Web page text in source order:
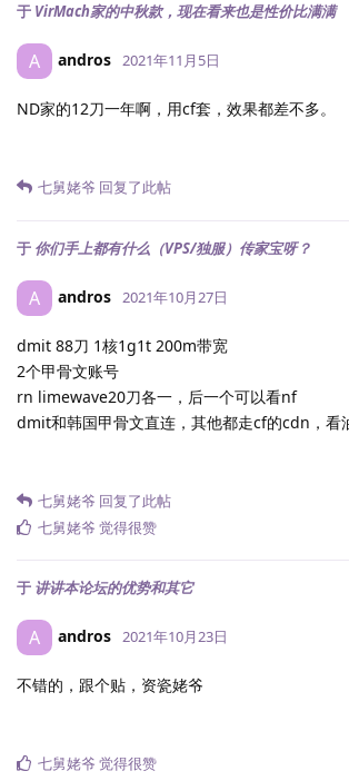
于 VirMach家的中秋款，现在看来也是性价比满满
A andros 2021年11月5日
ND家的12刀一年啊，用cf套，效果都差不多。
七舅姥爷 回复了此帖
于 你们手上都有什么（VPS/独服）传家宝呀？
A andros 2021年10月27日
dmit 88刀 1核1g1t 200m带宽
2个甲骨文账号
rn limewave20刀各一，后一个可以看nf
dmit和韩国甲骨文直连，其他都走cf的cdn，看
七舅姥爷 回复了此帖
七舅姥爷 觉得很赞
于 讲讲本论坛的优势和其它
A andros 2021年10月23日
不错的，跟个贴，资瓷姥爷
七舅姥爷 觉得很赞